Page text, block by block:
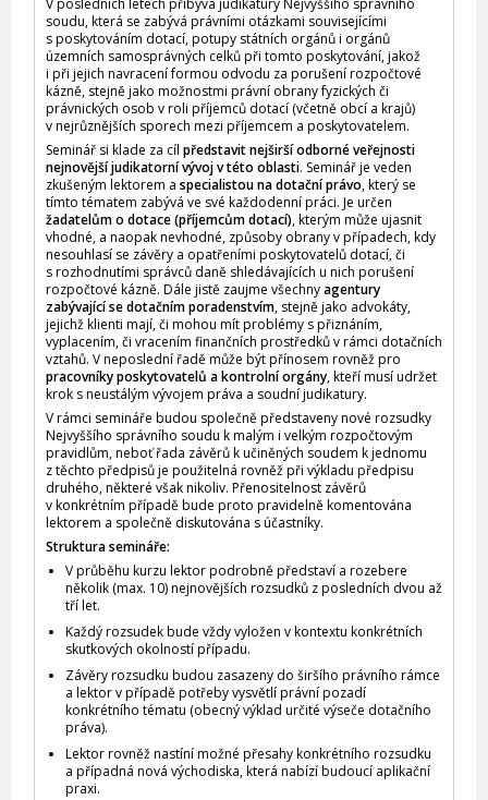
V posledních letech přibývá judikatury Nejvyššího správního
soudu, která se zabývá právními otázkami souvisejícími
s poskytováním dotací, potupy státních orgánů i orgánů
územních samosprávných celků při tomto poskytování, jakož
i při jejich navracení formou odvodu za porušení rozpočtové
kázně, stejně jako možnostmi právní obrany fyzických či
právnických osob v roli příjemců dotací (včetně obcí a krajů)
v nejrůznějších sporech mezi příjemcem a poskytovatelem.
Seminář si klade za cíl představit nejširší odborné veřejnosti
nejnovější judikatorní vývoj v této oblasti. Seminář je veden
zkušeným lektorem a specialistou na dotační právo, který se
tímto tématem zabývá ve své každodenní práci. Je určen
žadatelům o dotace (příjemcům dotací), kterým může ujasnit
vhodné, a naopak nevhodné, způsoby obrany v případech, kdy
nesouhlasí se závěry a opatřeními poskytovatelů dotací, či
s rozhodnutími správců daně shledávajících u nich porušení
rozpočtové kázně. Dále jistě zaujme všechnyagentury
zabývající se dotačním poradenstvím, stejně jako advokáty,
jejichž klienti mají, či mohou mít problémy s přiznáním,
vyplacením, či vracením finančních prostředků v rámci dotačních
vztahů. V neposlední řadě může být přínosem rovněž pro
pracovníky poskytovatelů a kontrolní orgány, kteří musí udržet
krok s neustálým vývojem práva a soudní judikatury.
V rámci semináře budou společně představeny nové rozsudky
Nejvyššího správního soudu k malým i velkým rozpočtovým
pravidlům, neboť řada závěrů k učiněných soudem k jednomu
z těchto předpisů je použitelná rovněž při výkladu předpisu
druhého, některé však nikoliv. Přenositelnost závěrů
v konkrétním případě bude proto pravidelně komentována
lektorem a společně diskutována s účastníky.
Struktura semináře:
V průběhu kurzu lektor podrobně představí a rozebere
několik (max. 10) nejnovějších rozsudků z posledních dvou až
tří let.
Každý rozsudek bude vždy vyložen v kontextu konkrétních
skutkových okolností případu.
Závěry rozsudku budou zasazeny do širšího právního rámce
a lektor v případě potřeby vysvětlí právní pozadí
konkrétního tématu (obecný výklad určité výseče dotačního
práva).
Lektor rovněž nastíní možné přesahy konkrétního rozsudku
a případná nová východiska, která nabízí budoucí aplikační
praxi.